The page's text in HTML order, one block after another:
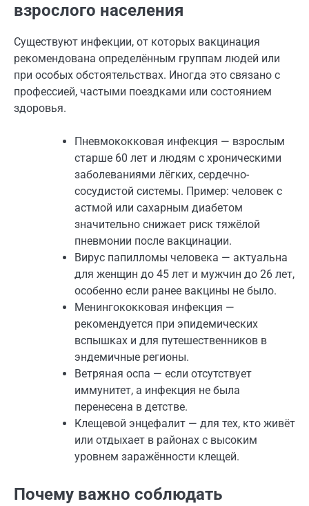
взрослого населения
Существуют инфекции, от которых вакцинация
рекомендована определённым группам людей или
при особых обстоятельствах. Иногда это связано с
профессией, частыми поездками или состоянием
здоровья.
Пневмококковая инфекция — взрослым
старше 60 лет и людям с хроническими
заболеваниями лёгких, сердечно-
сосудистой системы. Пример: человек с
астмой или сахарным диабетом
значительно снижает риск тяжёлой
пневмонии после вакцинации.
Вирус папилломы человека — актуальна
для женщин до 45 лет и мужчин до 26 лет,
особенно если ранее вакцины не было.
Менингококковая инфекция —
рекомендуется при эпидемических
вспышках и для путешественников в
эндемичные регионы.
Ветряная оспа — если отсутствует
иммунитет, а инфекция не была
перенесена в детстве.
Клещевой энцефалит — для тех, кто живёт
или отдыхает в районах с высоким
уровнем заражённости клещей.
Почему важно соблюдать